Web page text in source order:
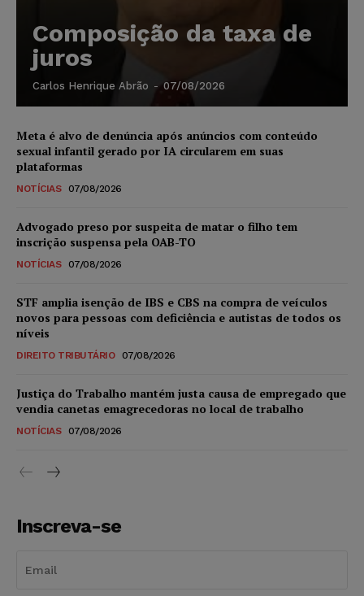
Composição da taxa de
juros
Carlos Henrique Abrão - 07/08/2026
Meta é alvo de denúncia após anúncios com conteúdo
sexual infantil gerado por IA circularem em suas
plataformas
NOTÍCIAS 07/08/2026
Advogado preso por suspeita de matar o filho tem
inscrição suspensa pela OAB-TO
NOTÍCIAS 07/08/2026
STF amplia isenção de IBS e CBS na compra de veículos
novos para pessoas com deficiência e autistas de todos os
níveis
DIREITO TRIBUTÁRIO 07/08/2026
Justiça do Trabalho mantém justa causa de empregado que
vendia canetas emagrecedoras no local de trabalho
NOTÍCIAS 07/08/2026
Inscreva-se